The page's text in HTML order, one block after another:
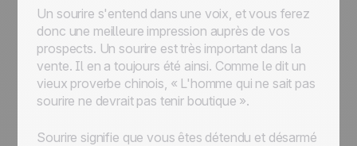
Un sourire s'entend dans une voix, et vous ferez
donc une meilleure impression auprès de vos
prospects. Un sourire est très important dans la
vente. Il en a toujours été ainsi. Comme le dit un
vieux proverbe chinois, « L'homme qui ne sait pas
sourire ne devrait pas tenir boutique ».
Sourire signifie que vous êtes détendu et désarmé